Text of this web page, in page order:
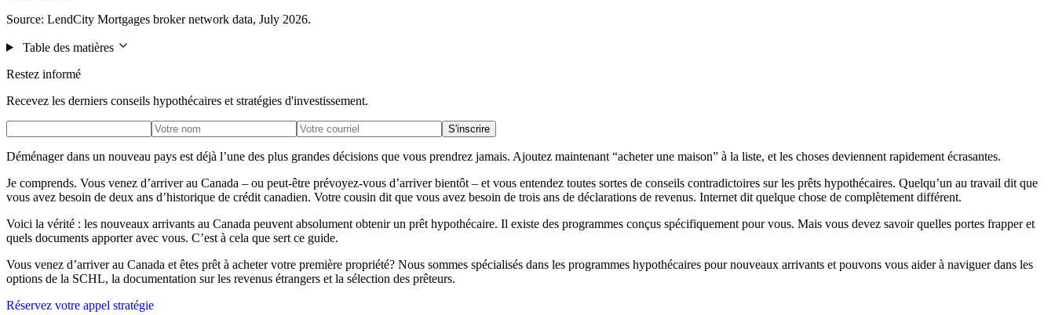
Source: LendCity Mortgages broker network data, July 2026.
Table des matières
Restez informé
Recevez les derniers conseils hypothécaires et stratégies d'investissement.
S'inscrire
Déménager dans un nouveau pays est déjà l’une des plus grandes décisions que vous prendrez jamais. Ajoutez maintenant “acheter une maison” à la liste, et les choses deviennent rapidement écrasantes.
Je comprends. Vous venez d’arriver au Canada – ou peut-être prévoyez-vous d’arriver bientôt – et vous entendez toutes sortes de conseils contradictoires sur les prêts hypothécaires. Quelqu’un au travail dit que
vous avez besoin de deux ans d’historique de crédit canadien. Votre cousin dit que vous avez besoin de trois ans de déclarations de revenus. Internet dit quelque chose de complètement différent.
Voici la vérité : les nouveaux arrivants au Canada peuvent absolument obtenir un prêt hypothécaire. Il existe des programmes conçus spécifiquement pour vous. Mais vous devez savoir quelles portes frapper et
quels documents apporter avec vous. C’est à cela que sert ce guide.
Vous venez d’arriver au Canada et êtes prêt à acheter votre première propriété? Nous sommes spécialisés dans les programmes hypothécaires pour nouveaux arrivants et pouvons vous aider à naviguer dans les
options de la SCHL, la documentation sur les revenus étrangers et la sélection des prêteurs.
Réservez votre appel stratégie